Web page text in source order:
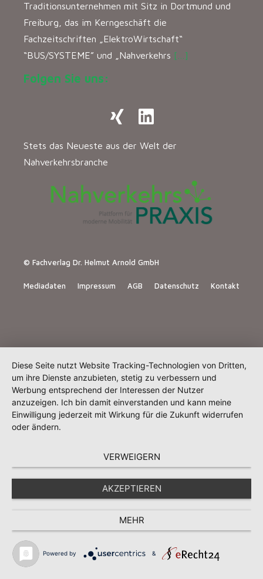
Traditionsunternehmen mit Sitz in Dortmund und
Freiburg, das im Kerngeschäft die
Fachzeitschriften „ElektroWirtschaft“
“BUS/SYSTEME” und „Nahverkehrs […]
Folgen Sie uns:
Stets das Neueste aus der Welt der
Nahverkehrsbranche
© Fachverlag Dr. Helmut Arnold GmbH
Mediadaten Impressum AGB Datenschutz Kontakt
Diese Seite nutzt Website Tracking-Technologien von Dritten,
um ihre Dienste anzubieten, stetig zu verbessern und
Werbung entsprechend der Interessen der Nutzer
anzuzeigen. Ich bin damit einverstanden und kann meine
Einwilligung jederzeit mit Wirkung für die Zukunft widerrufen
oder ändern.
VERWEIGERN
AKZEPTIEREN
MEHR
Powered by &